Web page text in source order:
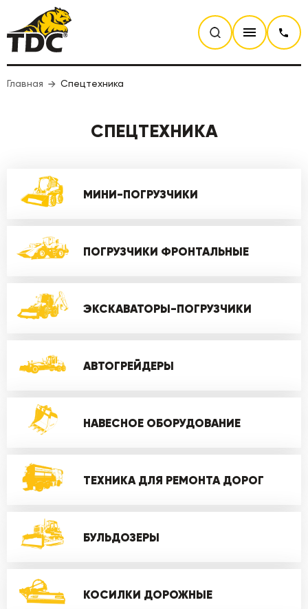
Главная Спецтехника
СПЕЦТЕХНИКА
МИНИ-ПОГРУЗЧИКИ
ПОГРУЗЧИКИ ФРОНТАЛЬНЫЕ
ЭКСКАВАТОРЫ-ПОГРУЗЧИКИ
АВТОГРЕЙДЕРЫ
НАВЕСНОЕ ОБОРУДОВАНИЕ
ТЕХНИКА ДЛЯ РЕМОНТА ДОРОГ
БУЛЬДОЗЕРЫ
КОСИЛКИ ДОРОЖНЫЕ